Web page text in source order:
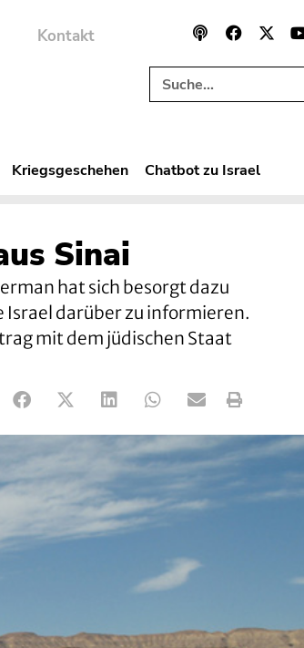
Kontakt
Kriegsgeschehen Chatbot zu Israel
Sinai
hat sich besorgt dazu
Israel darüber zu informieren.
mit dem jüdischen Staat